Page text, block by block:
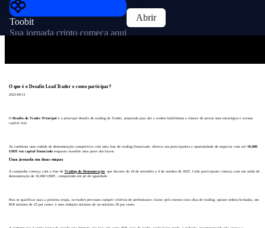
Toobit
Sua jornada cripto começa aqui
Abrir
O que é o Desafio Lead Trader e como participar?
2025-09-11
O Desafio do Trader Principalé o principal desafio de trading da Toobit, projetado para dar a traders habilidosos a chance de provar suas estratégias e acessar
capital real.
Ao combinar uma rodada de demonstração competitiva com uma fase de trading financiado, oferece aos participantes a oportunidade de negociar com até 10,000
USDT em capital financiadoenquanto mantêm uma parte dos lucros.
Uma jornada em duas etapas
A campanha começa com a fase de Trading de Demonstração, que decorre de 24 de setembro a 4 de outubro de 2025. Cada participante começa com um saldo de
demonstração de 10,000 USDT, competindo em pé de igualdade.
Para se qualificar para a próxima etapa, os traders precisam cumprir critérios de performance claros: pelo menos cinco dias de trading, quinze ordens fechadas, um
ROI mínimo de 25 por cento, e uma redução máxima de no máximo 20 por cento.